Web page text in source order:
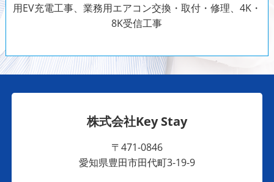
用EV充電工事、業務用エアコン交換・取付・修理、4K・
8K受信工事
株式会社Key Stay
〒471-0846
愛知県豊田市田代町3-19-9